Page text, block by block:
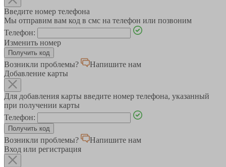
Введите номер телефона
Мы отправим вам код в смс на телефон или позвоним
Телефон:
Изменить номер
Возникли проблемы?
Напишите нам
Добавление карты
Для добавления карты введите номер телефона, указанный
при получении карты
Телефон:
Возникли проблемы?
Напишите нам
Вход или регистрация